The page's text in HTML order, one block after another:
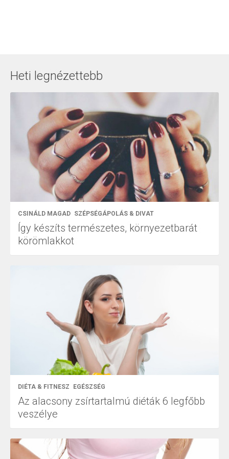
Heti legnézettebb
CSINÁLD MAGAD SZÉPSÉGÁPOLÁS & DIVAT
Így készíts természetes, környezetbarát
körömlakkot
DIÉTA & FITNESZ EGÉSZSÉG
Az alacsony zsírtartalmú diéták 6 legfőbb
veszélye